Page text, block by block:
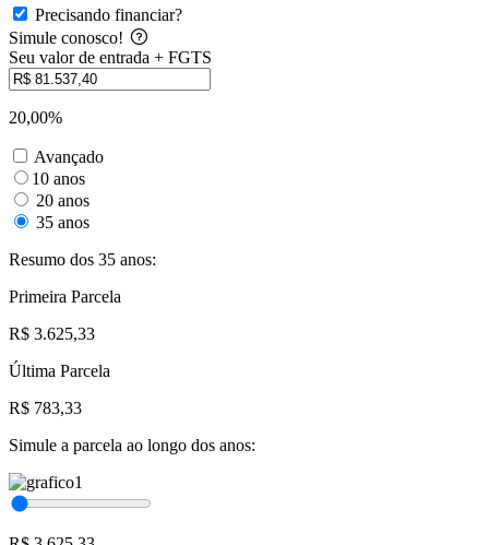
Precisando financiar?
Simule conosco!
Seu valor de entrada + FGTS
20,00%
Avançado
10 anos
20 anos
35 anos
Resumo dos 35 anos:
Primeira Parcela
R$ 3.625,33
Última Parcela
R$ 783,33
Simule a parcela ao longo dos anos: